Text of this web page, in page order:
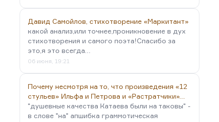
Давид Самойлов, стихотворение «Маркитант»
какой анализ,или точнее,проникновение в дух
стихотворения и самого поэта!Спасибо за
это,я это всегда…
06 июня, 19:21
Почему несмотря на то, что произведения «12
стульев» Ильфа и Петрова и «Растратчики»…
"душевные качества Катаева были на таковы" -
в слове "на" апшибка граммотическая